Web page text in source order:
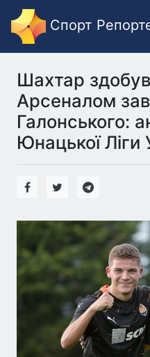
Спорт
Шахтар
Арсеналом
Галонського:
Юнацької